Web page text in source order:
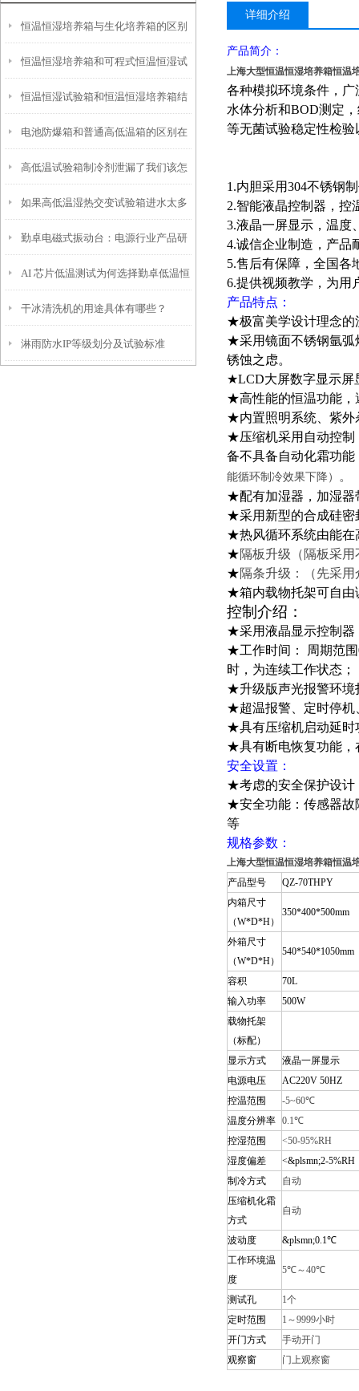
恒温恒湿培养箱与生化培养箱的区别
恒温恒湿培养箱和可程式恒温恒湿试
验箱的区别
恒温恒湿试验箱和恒温恒湿培养箱结
构上有何区别
电池防爆箱和普通高低温箱的区别在
哪里？
高低温试验箱制冷剂泄漏了我们该怎
么办？
如果高低温湿热交变试验箱进水太多
怎么办？
勤卓电磁式振动台：电源行业产品研
发的可靠性“试金石”
AI 芯片低温测试为何选择勤卓低温恒
温试验箱
干冰清洗机的用途具体有哪些？
淋雨防水IP等级划分及试验标准
详细介绍
产品简介：
上海大型恒温恒湿培养箱恒温
各种模拟环境条件，
水体分析和BOD测定
等无菌试验稳定性检
1.内胆采用304不锈钢
2.智能液晶控制器，控
3.液晶一屏显示，温度
4.诚信企业制造，产品
5.售后有保障，全国各
6.提供视频教学，为用
产品特点：
★极富美学设计理念的
★采用镜面不锈钢氩弧
锈蚀之虑。
★LCD大屏数字显示屏
★高性能的恒温功能，
★内置照明系统、紫外
★压缩机采用自动控
备不具备自动化霜功能
能循环制冷效果下降）
。
★配有加湿器，加湿
★采用新型的合成硅密
★热风循环系统由能在
★隔板升级（隔板采
★隔条升级：（先采
★箱内载物托架可自由
控制介绍：
★采用液晶显示控制器
★工作时间： 周期范围
时，为连续工作状态；
★升级版声光报警环境
★超温报警、定时停机
★具有压缩机启动延时
★具有断电恢复功能，
安全设置：
★考虑的安全保护设计
★安全功能：传感器故
等
规格参数：
上海大型恒温恒湿培养箱恒温
产品型号
QZ-70THPY
内箱尺寸
（W*D*H）
350*400*500mm
外箱尺寸
（W*D*H）
540*540*1050mm
容积
70L
输入功率
500W
载物托架
（标配）
显示方式
液晶一屏显示
电源电压
AC220V 50HZ
控温范围
-5~60℃
温度分辨率 0.1℃
控湿范围
<50-95%RH
湿度偏差
<&plsmn;2-5%RH
制冷方式
自动
压缩机化霜
方式
自动
波动度
&plsmn;0.1℃
工作环境温
度
5℃～40℃
测试孔
1个
定时范围
1～9999小时
开门方式
手动开门
观察窗
门上观察窗